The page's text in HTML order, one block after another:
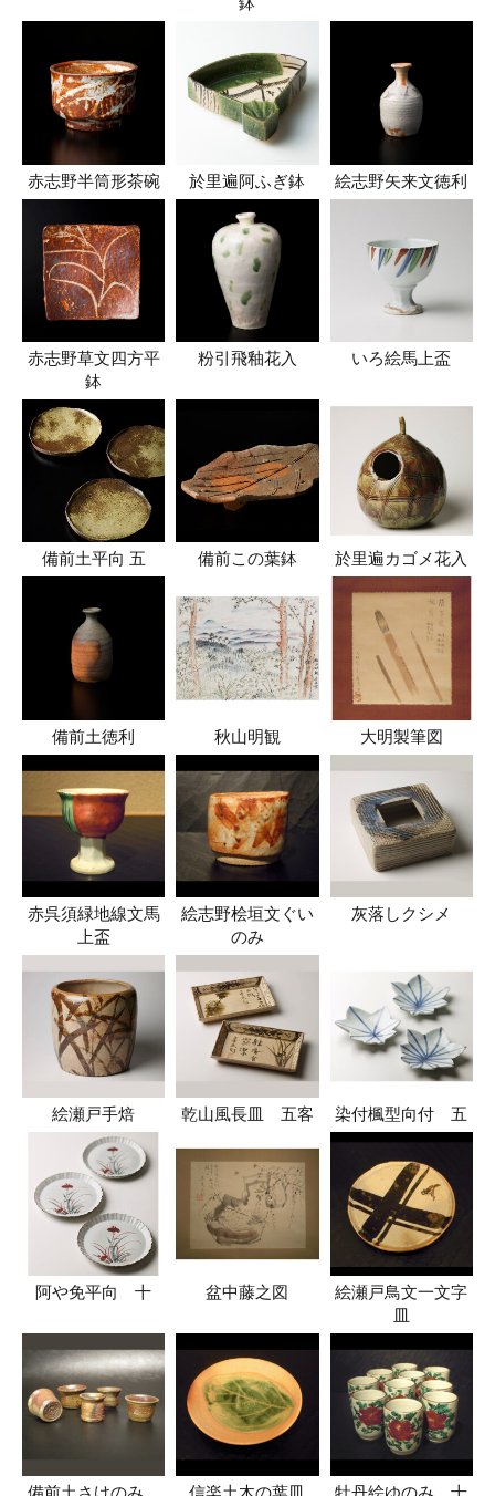
赤志野半筒形茶碗 於里遍阿ふぎ鉢 絵志野矢来文徳利
赤志野草文四方平
鉢
粉引飛釉花入 いろ絵馬上盃
備前土平向 五 備前この葉鉢 於里遍カゴメ花入
備前土徳利 秋山明観 大明製筆図
赤呉須緑地線文馬
上盃
絵志野桧垣文ぐい
のみ
灰落しクシメ
絵瀬戸手焙 乾山風長皿 五客 染付楓型向付 五
阿や免平向 十 盆中藤之図
絵瀬戸鳥文一文字
皿